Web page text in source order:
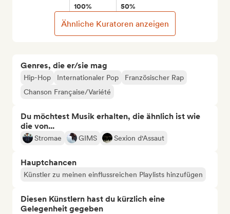
Genres, die er/sie mag
Hip-Hop Internationaler Pop
Französischer Rap
Chanson Française/Variété
Du möchtest Musik erhalten, die ähnlich ist wie
die von...
Stromae GIMS Sexion d'Assaut
Hauptchancen
Künstler zu meinen einflussreichen Playlists hinzufügen
Diesen Künstlern hast du kürzlich eine
Gelegenheit gegeben
100% 50%
Ähnliche Kuratoren anzeigen